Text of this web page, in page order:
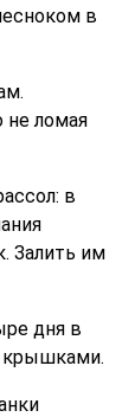
в
не ломая
в
Залить им
дня в
крышками.